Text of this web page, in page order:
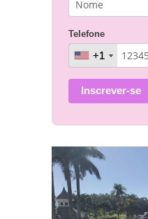
Telefone
+1
+1
Inscrever-se